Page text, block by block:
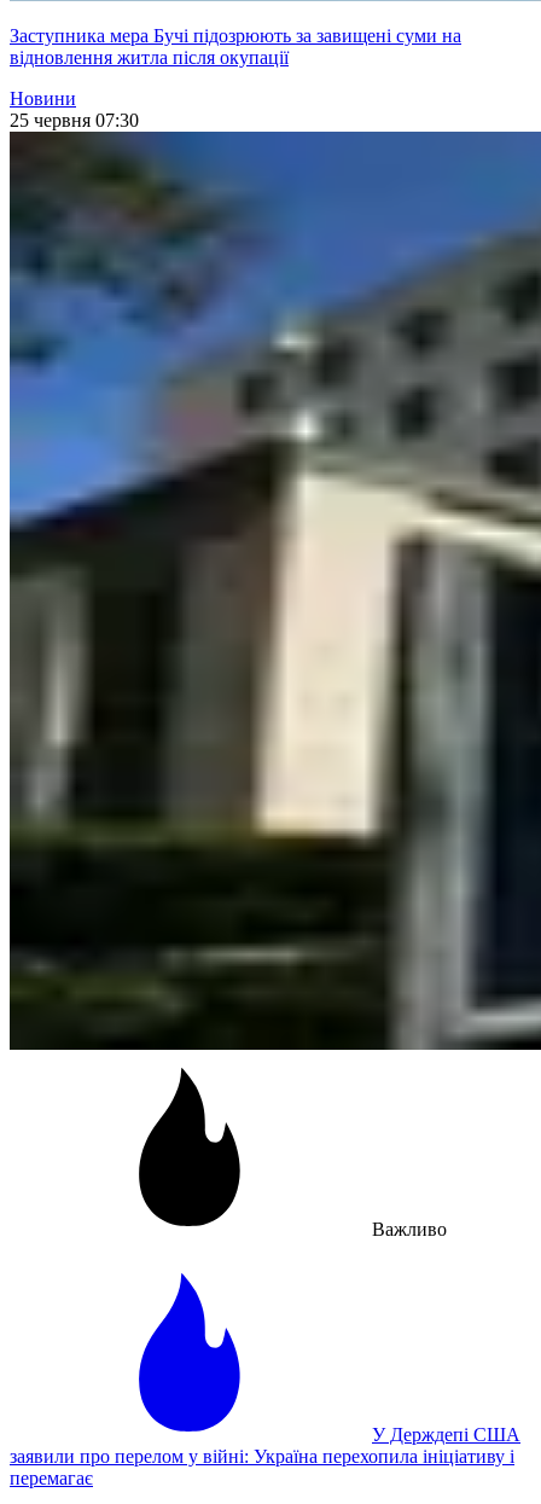
Заступника мера Бучі підозрюють за завищені суми на
відновлення житла після окупації
Новини
25 червня 07:30
Важливо
У Держдепі США
заявили про перелом у війні: Україна перехопила ініціативу і
перемагає